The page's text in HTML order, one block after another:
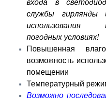
входа в
службы
использования
погодных условиях!
Повышенная
возможность
помещении
Температурный
Возможно